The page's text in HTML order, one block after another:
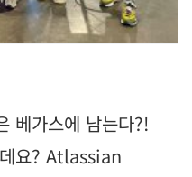
베가스에 남는다?!
요? Atlassian